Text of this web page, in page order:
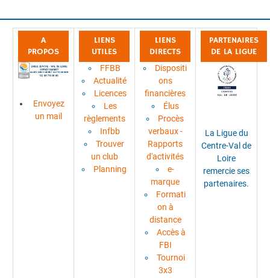
A
PROPOS
Envoyez
un mail
LIENS
UTILES
FFBB
Actualité
Licences
Les
règlements
Infbb
Trouver
un club
Planning
LIENS
DIRECTS
Dispositi
ons
financières
Élus
Procès
verbaux -
Rapports
d'activités
e-
marque
Formati
on à
distance
Accès à
FBI
Tournoi
3x3
PARTENAIRES
DE LA LIGUE
La Ligue du
Centre-Val de
Loire
remercie ses
partenaires.